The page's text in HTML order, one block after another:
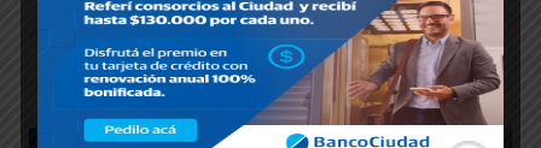
Entradas relacionadas